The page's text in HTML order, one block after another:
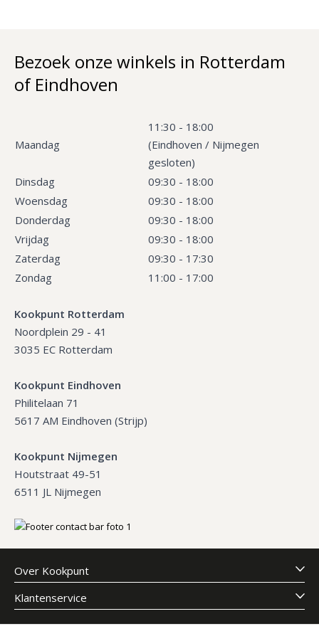
Bezoek onze winkels in Rotterdam
of Eindhoven
Maandag
11:30 - 18:00
(Eindhoven / Nijmegen
gesloten)
Dinsdag
09:30 - 18:00
Woensdag
09:30 - 18:00
Donderdag
09:30 - 18:00
Vrijdag
09:30 - 18:00
Zaterdag
09:30 - 17:30
Zondag
11:00 - 17:00
Kookpunt Rotterdam
Noordplein 29 - 41
3035 EC Rotterdam
Kookpunt Eindhoven
Philitelaan 71
5617 AM Eindhoven (Strijp)
Kookpunt Nijmegen
Houtstraat 49-51
6511 JL Nijmegen
Over Kookpunt
Klantenservice